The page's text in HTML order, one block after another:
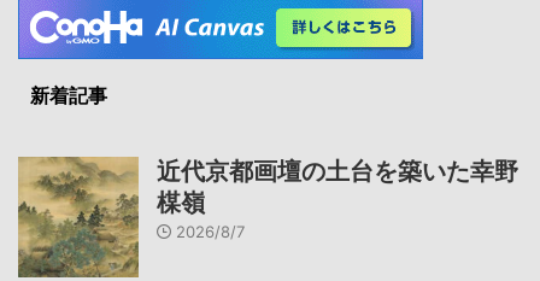
新着記事
近代京都画壇の土台を築いた幸野
楳嶺
2026/8/7